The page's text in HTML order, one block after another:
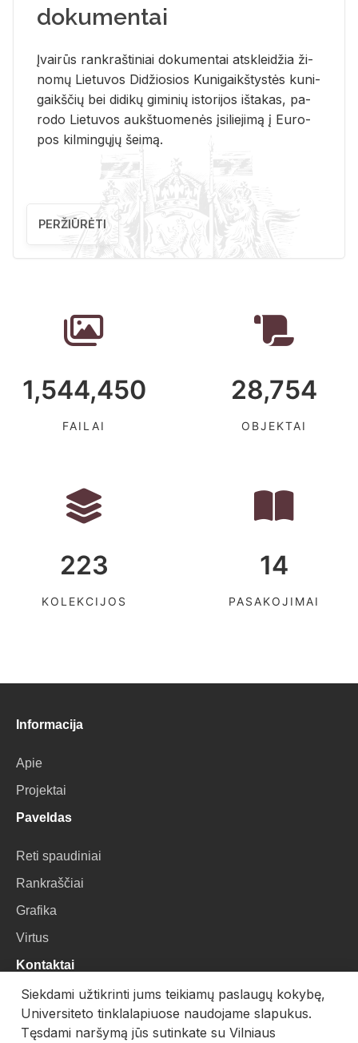
dokumentai
Įvai­rūs rank­raš­ti­niai do­ku­men­tai at­sklei­džia ži­
no­mų Lie­tu­vos Di­džio­sios Ku­ni­gaikš­tys­tės ku­ni­
gaikš­čių bei di­di­kų gi­mi­nių is­to­ri­jos iš­ta­kas, pa­
ro­do Lie­tu­vos aukš­tuo­me­nės įsi­lie­ji­mą į Eu­ro­
pos kil­min­gų­jų šei­mą.
PERŽIŪRĖTI
1,544,450
FAILAI
28,754
OBJEKTAI
223
KOLEKCIJOS
14
PASAKOJIMAI
Informacija
Apie
Projektai
Paveldas
Reti spaudiniai
Rankraščiai
Grafika
Virtus
Kontaktai
VU Biblioteka
Universiteto g. 3, LT-01122, Vilnius
Siekdami užtikrinti jums teikiamų paslaugų kokybę,
Universiteto tinklalapiuose naudojame slapukus.
Tęsdami naršymą jūs sutinkate su Vilniaus